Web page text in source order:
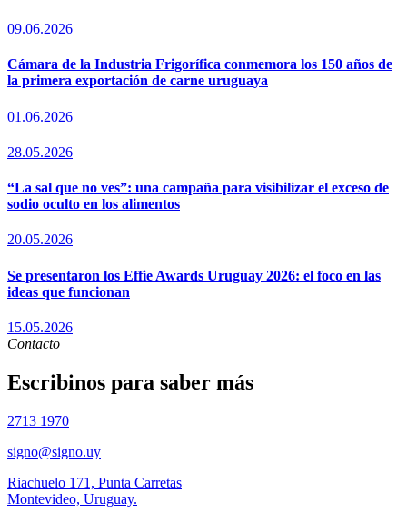
09.06.2026
Cámara de la Industria Frigorífica conmemora los 150 años de
la primera exportación de carne uruguaya
01.06.2026
28.05.2026
“La sal que no ves”: una campaña para visibilizar el exceso de
sodio oculto en los alimentos
20.05.2026
Se presentaron los Effie Awards Uruguay 2026: el foco en las
ideas que funcionan
15.05.2026
Contacto
Escribinos para saber más
2713 1970
signo@signo.uy
Riachuelo 171, Punta Carretas
Montevideo, Uruguay.